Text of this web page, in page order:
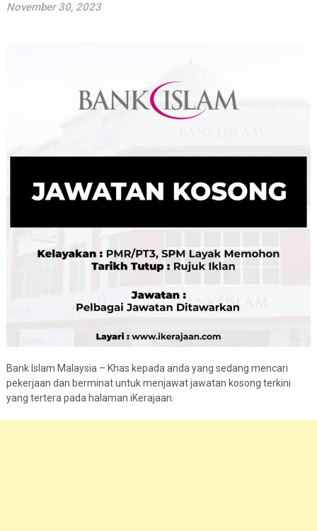
November 30, 2023
Bank Islam Malaysia – Khas kepada anda yang sedang mencari
pekerjaan dan berminat untuk menjawat jawatan kosong terkini
yang tertera pada halaman iKerajaan.